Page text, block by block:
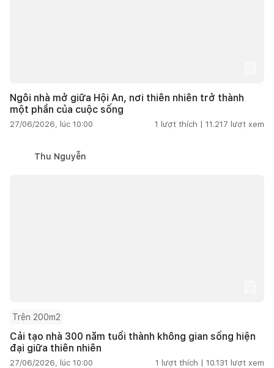
Ngôi nhà mở giữa Hội An, nơi thiên nhiên trở thành
một phần của cuộc sống
27/06/2026, lúc 10:00 1 lượt thích | 11.217 lượt xem
Thu Nguyễn
Trên 200m2
Cải tạo nhà 300 năm tuổi thành không gian sống hiện
đại giữa thiên nhiên
27/06/2026, lúc 10:00 1 lượt thích | 10.131 lượt xem